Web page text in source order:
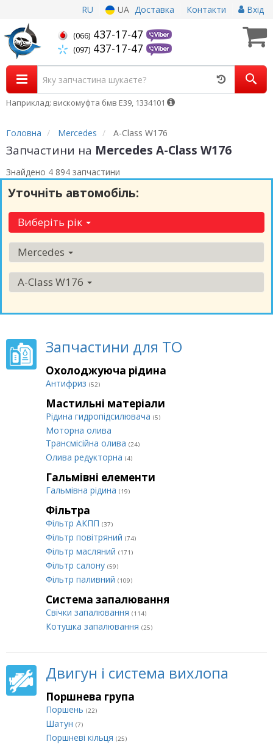
RU UA Доставка Контакти Вхід
(066) 437-17-47
(097) 437-17-47
Наприклад: вискомуфта бмв Е39, 1334101
Головна Mercedes A-Class W176
Запчастини на Mercedes A-Class W176
Знайдено 4 894 запчастини
Уточніть автомобіль:
Виберіть рік
Mercedes
A-Class W176
Запчастини для ТО
Охолоджуюча рідина
Антифриз (52)
Мастильні матеріали
Рідина гидропідсилювача (5)
Моторна олива
Трансмісійна олива (24)
Олива редукторна (4)
Гальмівні елементи
Гальмівна рідина (19)
Фільтра
Фільтр АКПП (37)
Фільтр повітряний (74)
Фільтр масляний (171)
Фільтр салону (59)
Фільтр паливний (109)
Система запалювання
Свічки запалювання (114)
Котушка запалювання (25)
Двигун і система вихлопа
Поршнева група
Поршень (22)
Шатун (7)
Поршневі кільця (25)